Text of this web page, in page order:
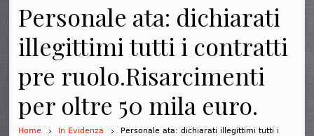
Personale ata: dichiarati
illegittimi tutti i contratti
pre ruolo.Risarcimenti
per oltre 50 mila euro.
Home In Evidenza
Personale ata: dichiarati illegittimi tutti i